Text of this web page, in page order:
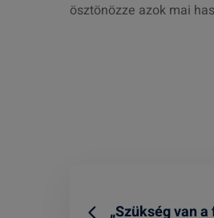
ösztönözze azok mai
„Szükség van